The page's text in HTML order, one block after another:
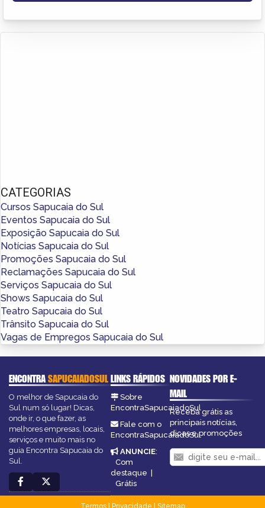
CATEGORIAS
Cursos Sapucaia do Sul
Eventos Sapucaia do Sul
Exposição Sapucaia do Sul
Notícias Sapucaia do Sul
Promoções Sapucaia do Sul
Reclamações Sapucaia do Sul
Serviços Sapucaia do Sul
Shows Sapucaia do Sul
Teatro Sapucaia do Sul
Trânsito Sapucaia do Sul
Vagas de Empregos Sapucaia do Sul
ENCONTRASAPUCAIADOSUL
O melhor de Sapucaia do
Sul num só lugar! Dicas,
onde ir, o que fazer, as
melhores empresas, locais,
serviços e muito mais no
guia Encontra Sapucaia do
Sul.
LINKS RÁPIDOS
Sobre
EncontraSapucaiadoSul
Fale com o
EncontraSapucaiadoSul
ANUNCIE:
Com
destaque |
Grátis
NOVIDADES POR E-
MAIL
Receba grátis as
principais notícias,
dicas e promoções
Termos| Privacidade Sitemap